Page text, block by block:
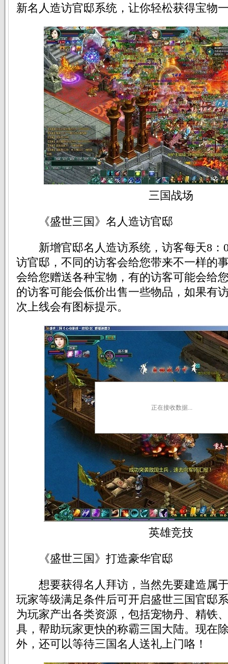
新名人造访官邸系统，让你轻松获得宝物
三国战场
《盛世三国》名人造访官邸
新增官邸名人造访系统，访客每天8：
访官邸，不同的访客会给您带来不一样的
会给您赠送各种宝物，有的访客可能会给
的访客可能会低价出售一些物品，如果有
次上线会有图标提示。
英雄竞技
《盛世三国》打造豪华官邸
想要获得名人拜访，当然先要建造属
玩家等级满足条件后可开启盛世三国官邸
为玩家产出各类资源，包括宠物丹、精铁
具，帮助玩家更快的称霸三国大陆。现在
外，还可以等待三国名人送礼上门咯！
正在接收数据...